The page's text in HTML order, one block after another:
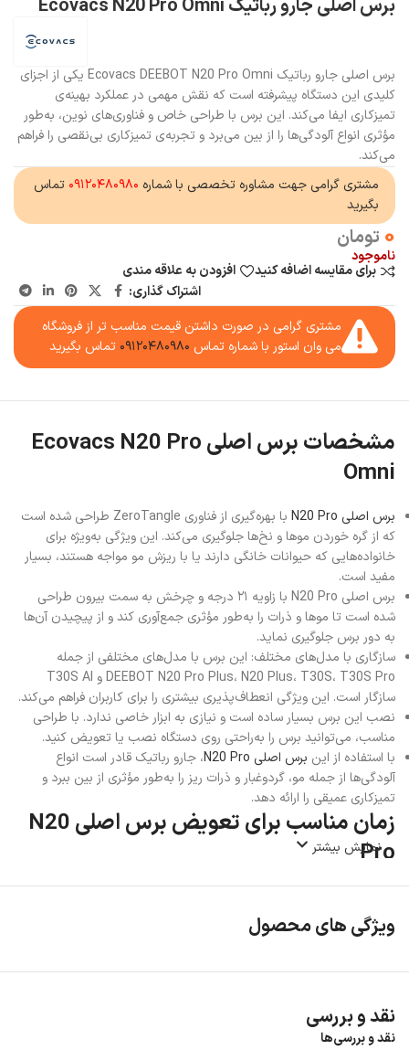
برس اصلی جارو رباتیک Ecovacs N20 Pro Omni
برس اصلی جارو رباتیک Ecovacs DEEBOT N20 Pro Omni یکی از اجزای
کلیدی این دستگاه پیشرفته است که نقش مهمی در عملکرد بهینه‌ی
تمیزکاری ایفا می‌کند. این برس با طراحی خاص و فناوری‌های نوین، به‌طور
مؤثری انواع آلودگی‌ها را از بین می‌برد و تجربه‌ی تمیزکاری بی‌نقصی را فراهم
می‌کند.
مشتری گرامی جهت مشاوره تخصصی با شماره ۰۹۱۲۰۴۸۰۹۸۰ تماس
بگیرید
0 تومان
ناموجود
برای مقایسه اضافه کنید
افزودن به علاقه مندی
اشتراک گذاری:
مشتری گرامی در صورت داشتن قیمت مناسب تر از فروشگاه
می وان استور با شماره تماس ۰۹۱۲۰۴۸۰۹۸۰ تماس بگیرید
مشخصات برس اصلی Ecovacs N20 Pro
Omni
برس اصلی N20 Pro
با بهره‌گیری از فناوری ZeroTangle طراحی شده است
که از گره خوردن موها و نخ‌ها جلوگیری می‌کند. این ویژگی به‌ویژه برای
خانواده‌هایی که حیوانات خانگی دارند یا با ریزش مو مواجه هستند، بسیار
مفید است.
برس اصلی N20 Pro با زاویه ۲۱ درجه و چرخش به سمت بیرون طراحی
شده است تا موها و ذرات را به‌طور مؤثری جمع‌آوری کند و از پیچیدن آن‌ها
به دور برس جلوگیری نماید.
سازگاری با مدل‌های مختلف: این برس با مدل‌های مختلفی از جمله
DEEBOT N20 Pro Plus، N20 Plus، T30S، T30S Pro و T30S AI
سازگار است. این ویژگی انعطاف‌پذیری بیشتری را برای کاربران فراهم می‌کند.
نصب این برس بسیار ساده است و نیازی به ابزار خاصی ندارد. با طراحی
مناسب، می‌توانید برس را به‌راحتی روی دستگاه نصب یا تعویض کنید.
با استفاده از این برس اصلی N20 Pro
، جارو رباتیک قادر است انواع
آلودگی‌ها از جمله مو، گردوغبار و ذرات ریز را به‌طور مؤثری از بین ببرد و
تمیزکاری عمیقی را ارائه دهد.
زمان مناسب برای تعویض برس اصلی N20
Pro
۱۲ ماه یک‌بار تعویض کنید. البته، این بازه‌ی زمانی ممکن است بسته به
میزان استفاده و شرایط محیطی متفاوت باشد.
شما با حداکثر کارایی عمل کند. برس‌های غیر اورجینال ممکن است کیفیت
دهند.
نمایش بیشتر
ویژگی های محصول
نقد و بررسی
نقد و بررسی‌ها